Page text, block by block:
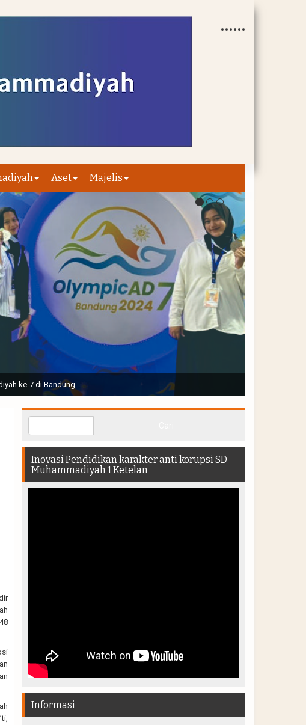
Aset Majelis
H. Joko Widodo selaku Presiden RI membuka Acara Muktamar
yang hadir di dalam stadion
Inovasi Pendidikan karakter anti korupsi SD
Muhammadiyah 1 Ketelan
Informasi